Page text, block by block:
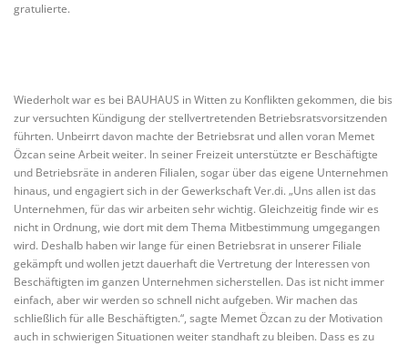
gratulierte.
Wiederholt war es bei BAUHAUS in Witten zu Konflikten gekommen, die bis
zur versuchten Kündigung der stellvertretenden Betriebsratsvorsitzenden
führten. Unbeirrt davon machte der Betriebsrat und allen voran Memet
Özcan seine Arbeit weiter. In seiner Freizeit unterstützte er Beschäftigte
und Betriebsräte in anderen Filialen, sogar über das eigene Unternehmen
hinaus, und engagiert sich in der Gewerkschaft Ver.di. „Uns allen ist das
Unternehmen, für das wir arbeiten sehr wichtig. Gleichzeitig finde wir es
nicht in Ordnung, wie dort mit dem Thema Mitbestimmung umgegangen
wird. Deshalb haben wir lange für einen Betriebsrat in unserer Filiale
gekämpft und wollen jetzt dauerhaft die Vertretung der Interessen von
Beschäftigten im ganzen Unternehmen sicherstellen. Das ist nicht immer
einfach, aber wir werden so schnell nicht aufgeben. Wir machen das
schließlich für alle Beschäftigten.“, sagte Memet Özcan zu der Motivation
auch in schwierigen Situationen weiter standhaft zu bleiben. Dass es zu